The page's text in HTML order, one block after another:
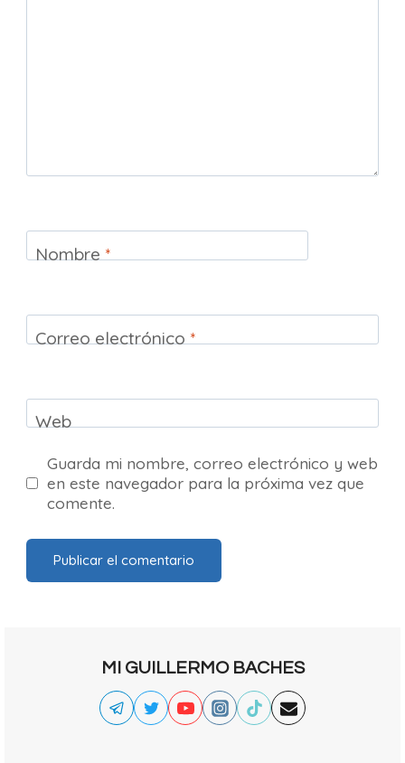
Nombre *
Correo electrónico *
Web
Guarda mi nombre, correo electrónico y web
en este navegador para la próxima vez que
comente.
MI GUILLERMO BACHES